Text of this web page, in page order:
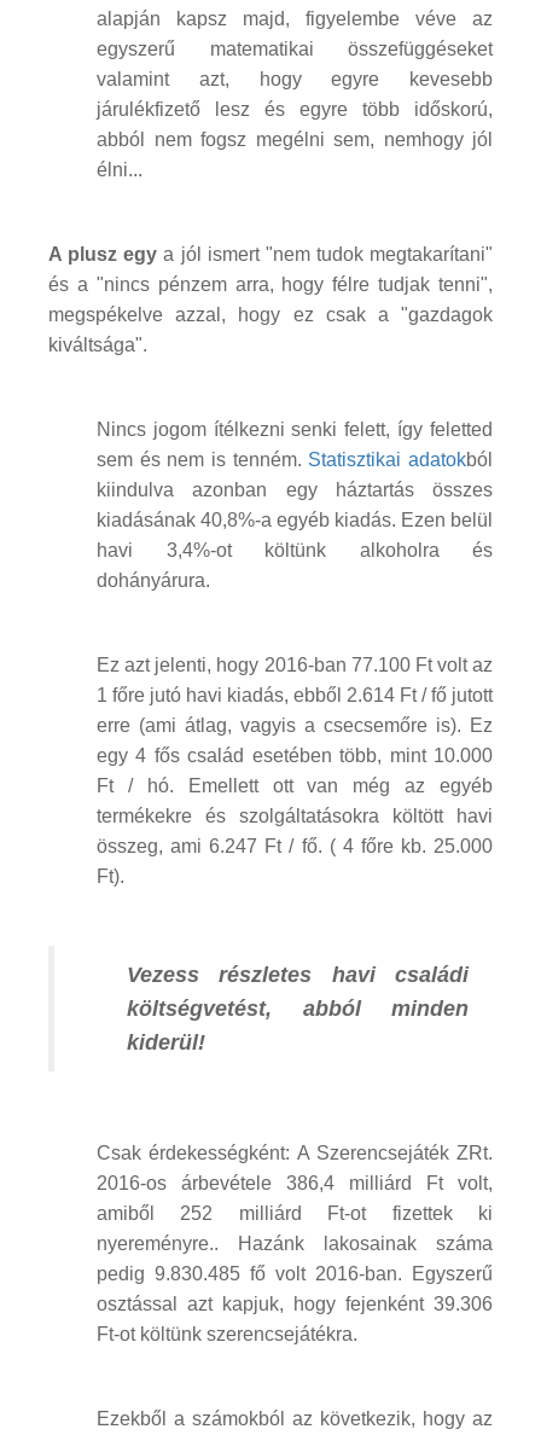
alapján kapsz majd, figyelembe véve az
egyszerű matematikai összefüggéseket
valamint azt, hogy egyre kevesebb
járulékfizető lesz és egyre több időskorú,
abból nem fogsz megélni sem, nemhogy jól
élni...
A plusz egy a jól ismert "nem tudok megtakarítani"
és a "nincs pénzem arra, hogy félre tudjak tenni",
megspékelve azzal, hogy ez csak a "gazdagok
kiváltsága".
Nincs jogom ítélkezni senki felett, így feletted
sem és nem is tenném. Statisztikai adatokból
kiindulva azonban egy háztartás összes
kiadásának 40,8%-a egyéb kiadás. Ezen belül
havi 3,4%-ot költünk alkoholra és
dohányárura.
Ez azt jelenti, hogy 2016-ban 77.100 Ft volt az
1 főre jutó havi kiadás, ebből 2.614 Ft / fő jutott
erre (ami átlag, vagyis a csecsemőre is). Ez
egy 4 fős család esetében több, mint 10.000
Ft / hó. Emellett ott van még az egyéb
termékekre és szolgáltatásokra költött havi
összeg, ami 6.247 Ft / fő. ( 4 főre kb. 25.000
Ft).
Vezess részletes havi családi
költségvetést, abból minden
kiderül!
Csak érdekességként: A Szerencsejáték ZRt.
2016-os árbevétele 386,4 milliárd Ft volt,
amiből 252 milliárd Ft-ot fizettek ki
nyereményre.. Hazánk lakosainak száma
pedig 9.830.485 fő volt 2016-ban. Egyszerű
osztással azt kapjuk, hogy fejenként 39.306
Ft-ot költünk szerencsejátékra.
Ezekből a számokból az következik, hogy az